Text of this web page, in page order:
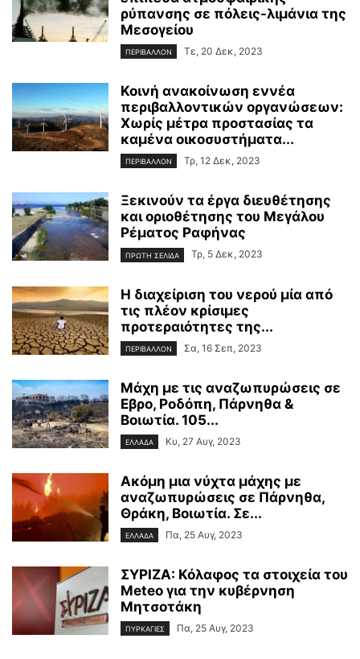
ρύπανσης σε πόλεις-λιμάνια της
Μεσογείου
ΠΕΡΙΒΑΛΛΟΝ Τε, 20 Δεκ, 2023
Κοινή ανακοίνωση εννέα
περιβαλλοντικών οργανώσεων:
Χωρίς μέτρα προστασίας τα
καμένα οικοσυστήματα...
ΠΕΡΙΒΑΛΛΟΝ Τρ, 12 Δεκ, 2023
Ξεκινούν τα έργα διευθέτησης
και οριοθέτησης του Μεγάλου
Ρέματος Ραφήνας
ΠΡΩΤΗ ΣΕΛΙΔΑ Τρ, 5 Δεκ, 2023
Η διαχείριση του νερού μία από
τις πλέον κρίσιμες
προτεραιότητες της...
ΠΕΡΙΒΑΛΛΟΝ Σα, 16 Σεπ, 2023
Μάχη με τις αναζωπυρώσεις σε
Εβρο, Ροδόπη, Πάρνηθα &
Βοιωτία. 105...
ΕΛΛΑΔΑ Κυ, 27 Αυγ, 2023
Ακόμη μια νύχτα μάχης με
αναζωπυρώσεις σε Πάρνηθα,
Θράκη, Βοιωτία. Σε...
ΕΛΛΑΔΑ Πα, 25 Αυγ, 2023
ΣΥΡΙΖΑ: Κόλαφος τα στοιχεία του
Meteo για την κυβέρνηση
Μητσοτάκη
ΠΥΡΚΑΓΙΕΣ Πα, 25 Αυγ, 2023